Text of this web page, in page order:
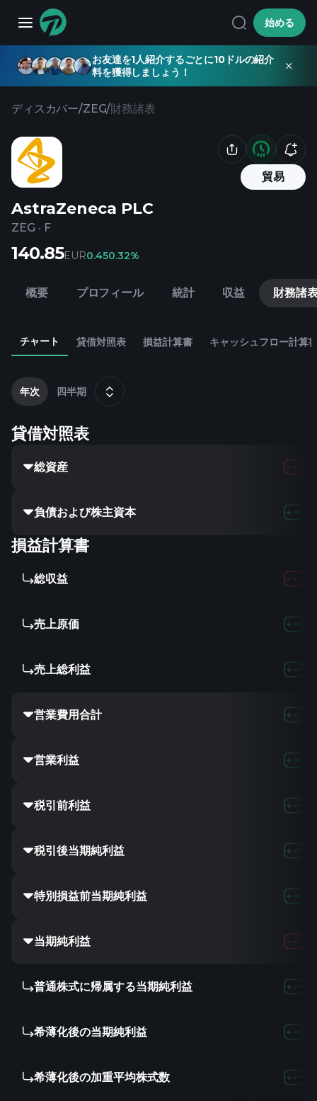
始める
お友達を1人紹介するごとに10ドルの紹介
料を獲得しましょう！
ディスカバー/ZEG/財務諸表
貿易
AstraZeneca PLC
ZEG · F
140.85EUR0.450.32%
概要 プロフィール 統計 収益 財務諸
チャート 貸借対照表 損益計算書 キャッシュフロー計算
年次 四半期
貸借対照表
総資産
負債および株主資本
損益計算書
総収益
売上原価
売上総利益
営業費用合計
営業利益
税引前利益
税引後当期純利益
特別損益前当期純利益
当期純利益
普通株式に帰属する当期純利益
希薄化後の当期純利益
希薄化後の加重平均株式数